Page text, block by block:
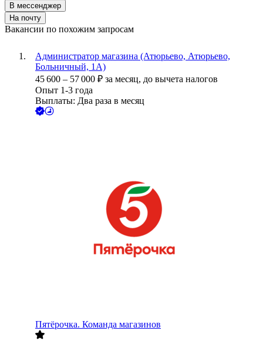
В мессенджер
На почту
Вакансии по похожим запросам
Администратор магазина (Атюрьево, Атюрьево,
Больничный, 1А)
45 600 – 57 000 ₽ за месяц, до вычета налогов
Опыт 1-3 года
Выплаты: Два раза в месяц
Пятёрочка. Команда магазинов